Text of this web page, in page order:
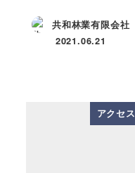
共和林業有限会社
投稿日
2021.06.21
アクセス